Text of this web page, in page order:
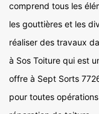
comprend tous les
les gouttières et les
réaliser des travaux
à Sos Toiture qui est
offre à Sept Sorts
pour toutes